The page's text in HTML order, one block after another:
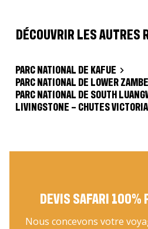
DÉCOUVRIR LES AUTRES
PARC NATIONAL DE KAFUE
PARC NATIONAL DE LOWER
PARC NATIONAL DE SOUTH
LIVINGSTONE – CHUTES VICTORIA
DEVIS SAFARI 100%
Nous concevons votre